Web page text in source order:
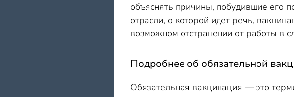
объяснять причины, побудившие его
отрасли, о которой идет речь,
возможном отстранении от работы в
Подробнее об обязательной
Обязательная вакцинация — это